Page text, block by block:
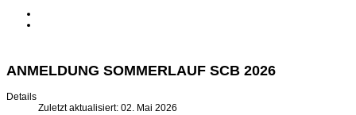
ANMELDUNG SOMMERLAUF SCB 2026
Details
Zuletzt aktualisiert: 02. Mai 2026